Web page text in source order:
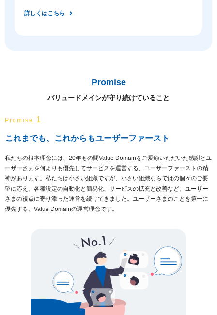
詳しくはこちら
Promise
バリュードメインが守り続けていること
Promise 1
これまでも、これからもユーザーファースト
私たちの根本理念には、20年もの間Value Domainをご愛顧いただいた感謝とユ
ーザーさまを何よりも優先してサービスを運営する、ユーザーファーストの精
神があります。私たちは小さい組織ですが、小さい組織ならではの個々のご要
望に応え、各種設定の自動化と簡易化、サービスの拡充と改善など、ユーザー
さまの視点に寄り添った運営を続けてきました。ユーザーさまのことを第一に
優先する、Value Domainの運営理念です。